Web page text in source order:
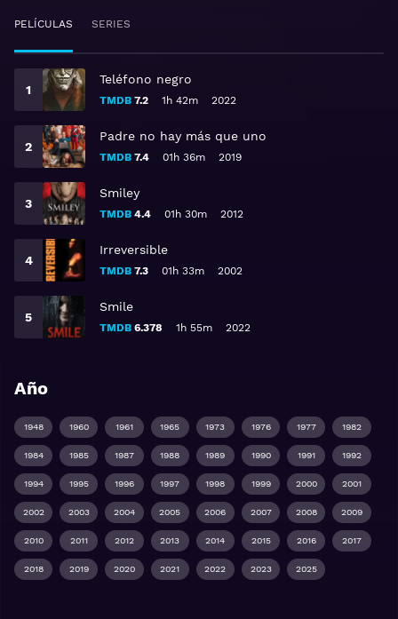
PELÍCULAS SERIES
Teléfono negro
TMDB 7.2 1h 42m 2022
Padre no hay más que uno
TMDB 7.4 01h 36m 2019
Smiley
TMDB 4.4 01h 30m 2012
Irreversible
TMDB 7.3 01h 33m 2002
Smile
TMDB 6.378 1h 55m 2022
Año
1948 1960 1961 1965 1973 1976 1977 1982
1984 1985 1987 1988 1989 1990 1991 1992
1994 1995 1996 1997 1998 1999 2000 2001
2002 2003 2004 2005 2006 2007 2008 2009
2010 2011 2012 2013 2014 2015 2016 2017
2018 2019 2020 2021 2022 2023 2025